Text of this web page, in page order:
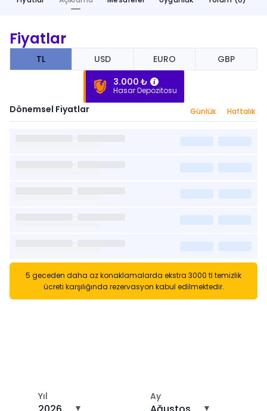
Fiyatlar
TL USD EURO
GBP
3.000 ₺
Hasar Depozitosu
Dönemsel Fiyatlar Günlük Haftalık
5 geceden daha az konaklamalarda ekstra 3000 tl temizlik
ücreti karşılığında rezervasyon kabul edilmektedir.
Yıl
▼
Ay
▼